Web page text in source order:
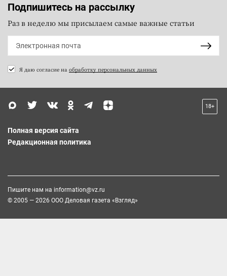
Подпишитесь на рассылку
Раз в неделю мы присылаем самые важные статьи
Я даю согласие на обработку персональных данных
18+
Полная версия сайта
Редакционная политика
Пишите нам на information@vz.ru
© 2005 — 2026 ООО Деловая газета «Взгляд»